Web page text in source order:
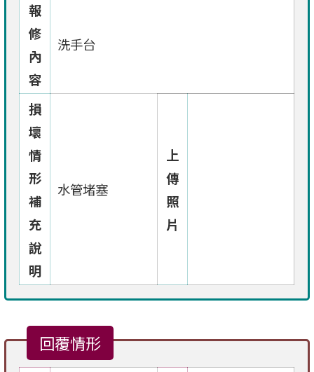
報
修
內
容
洗手台
損
壞
情
形
補
充
說
明
水管堵塞
上
傳
照
片
回覆情形